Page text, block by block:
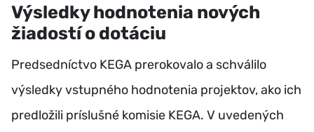
Výsledky hodnotenia nových
žiadostí o dotáciu
Predsedníctvo KEGA prerokovalo a schválilo
výsledky vstupného hodnotenia projektov, ako ich
predložili príslušné komisie KEGA. V uvedených